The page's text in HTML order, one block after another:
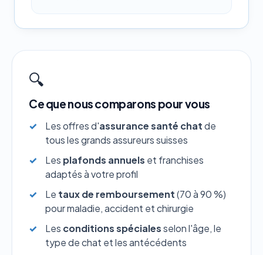
🔍
Ce que nous comparons pour vous
Les offres d'assurance santé chatde
tous les grands assureurs suisses
Les plafonds annuels et franchises
adaptés à votre profil
Le taux de remboursement(70 à 90 %)
pour maladie, accident et chirurgie
Les conditions spécialesselon l'âge, le
type de chat et les antécédents